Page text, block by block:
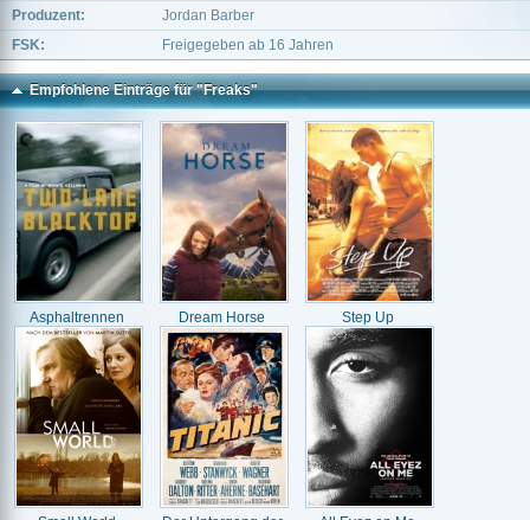
Produzent:
Jordan Barber
FSK:
Freigegeben ab 16 Jahren
Empfohlene Einträge für "Freaks"
Asphaltrennen Dream Horse Step Up